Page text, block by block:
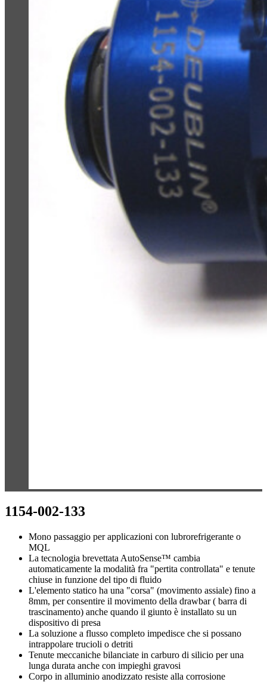
1154-002-133
Mono passaggio per applicazioni con lubrorefrigerante o
MQL
La tecnologia brevettata AutoSense™ cambia
automaticamente la modalità fra "pertita controllata" e tenute
chiuse in funzione del tipo di fluido
L'elemento statico ha una "corsa" (movimento assiale) fino a
8mm, per consentire il movimento della drawbar ( barra di
trascinamento) anche quando il giunto è installato su un
dispositivo di presa
La soluzione a flusso completo impedisce che si possano
intrappolare trucioli o detriti
Tenute meccaniche bilanciate in carburo di silicio per una
lunga durata anche con impieghi gravosi
Corpo in alluminio anodizzato resiste alla corrosione